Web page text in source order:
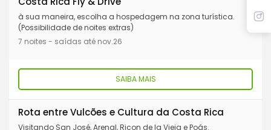
gentil. E para se enturmar rápido é só dizer pura vida, que é um
jeito bem alto-astral de se cumprimentar. A capital San José,
que conta com um belo centro histórico, fica no centro do país,
famosas. Entre elas está o vulcão Poás, a apenas 40 km da
capital, famoso pela lagoa ácida de cor azul-turquesa que
cobre a sua cratera. Já no Parque Nacional Manuel Antonio, na
costa do Pacífico, estão algumas das praias mais bonitas e
à sua maneira, escolha a hospedagem na zona turística.
(Possibilidade de noites extras)
7 noites - saídas até nov.26
SAIBA MAIS
Rota entre Vulcões e Cultura da Costa Rica
Visitando San José, Arenal, Ricon de la Vieja e Poás.